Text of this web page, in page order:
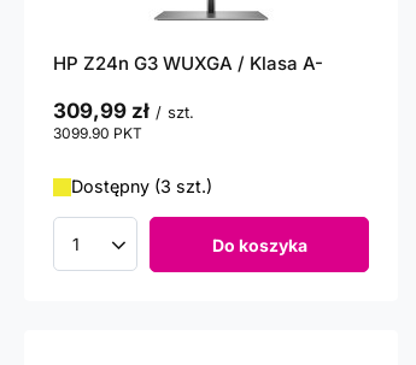
HP Z24n G3 WUXGA / Klasa A-
309,99 zł / szt.
3099.90 PKT
Dostępny (3 szt.)
Ilość produktów Do koszyka